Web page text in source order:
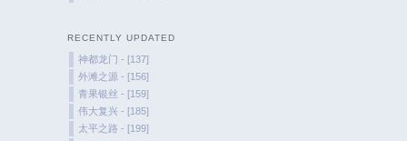
RECENTLY UPDATED
神都龙门 - [137]
外滩之源 - [156]
青果银丝 - [159]
伟大复兴 - [185]
太平之路 - [199]